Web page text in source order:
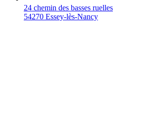
24 chemin des basses ruelles
54270 Essey-lès-Nancy